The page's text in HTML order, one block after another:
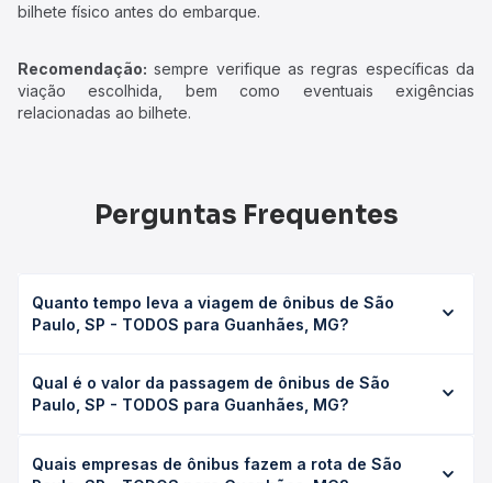
bilhete físico antes do embarque.
Recomendação: sempre verifique as regras específicas da
viação escolhida, bem como eventuais exigências
relacionadas ao bilhete.
Perguntas Frequentes
Quanto tempo leva a viagem de ônibus de São
Paulo, SP - TODOS para Guanhães, MG?
Guanhães, MG leva em média 14h 8min, podendo variar
conforme a viação, o tipo de serviço (convencional,
duração exata de cada opção na data desejada.
Qual é o valor da passagem de ônibus de São
Paulo, SP - TODOS para Guanhães, MG?
TODOS para Guanhães, MG custa em média R$ 260,43 e
Quais empresas de ônibus fazem a rota de São